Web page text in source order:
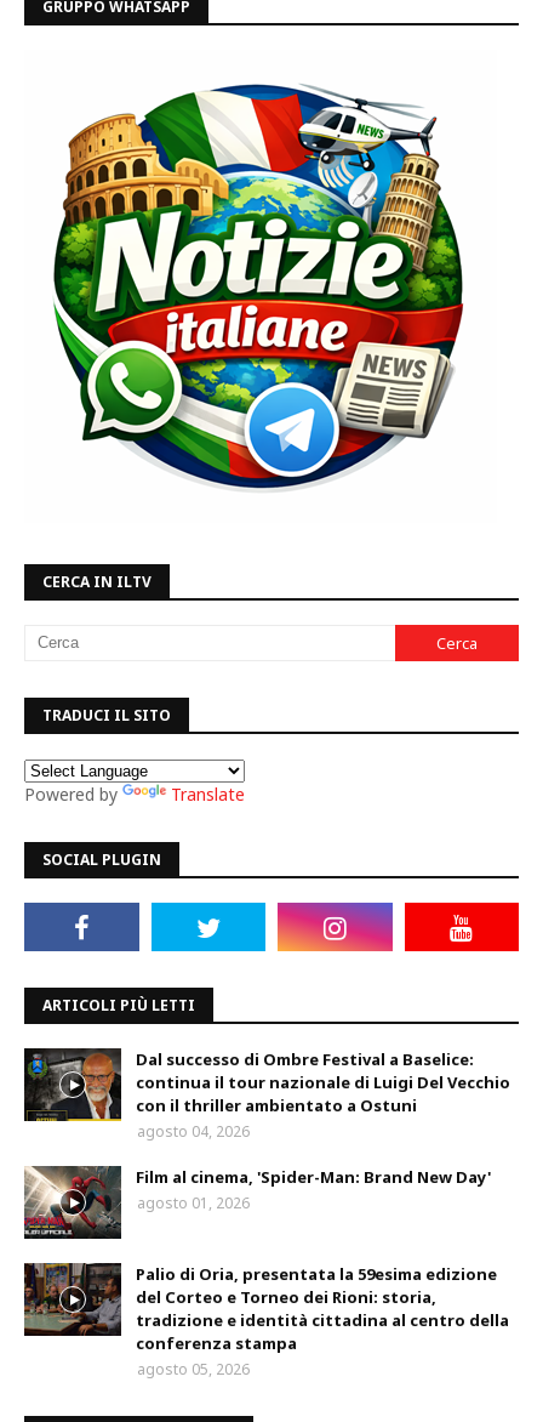
GRUPPO WHATSAPP
CERCA IN ILTV
TRADUCI IL SITO
Powered by Translate
SOCIAL PLUGIN
ARTICOLI PIÙ LETTI
Dal successo di Ombre Festival a Baselice:
continua il tour nazionale di Luigi Del Vecchio
con il thriller ambientato a Ostuni
agosto 04, 2026
Film al cinema, 'Spider-Man: Brand New Day'
agosto 01, 2026
Palio di Oria, presentata la 59esima edizione
del Corteo e Torneo dei Rioni: storia,
tradizione e identità cittadina al centro della
conferenza stampa
agosto 05, 2026